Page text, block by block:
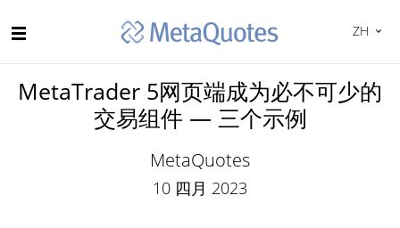
ZH
MetaTrader 5网页端成为必不可少的
交易组件 — 三个示例
MetaQuotes
10 四月 2023